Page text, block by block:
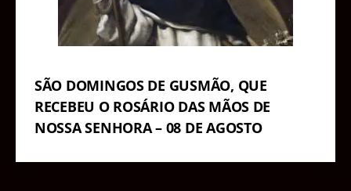
SÃO DOMINGOS DE GUSMÃO, QUE
RECEBEU O ROSÁRIO DAS MÃOS DE
NOSSA SENHORA – 08 DE AGOSTO